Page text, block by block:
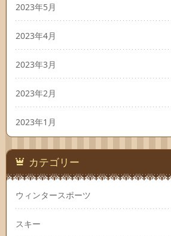
2023年5月
2023年4月
2023年3月
2023年2月
2023年1月
カテゴリー
ウィンタースポーツ
スキー